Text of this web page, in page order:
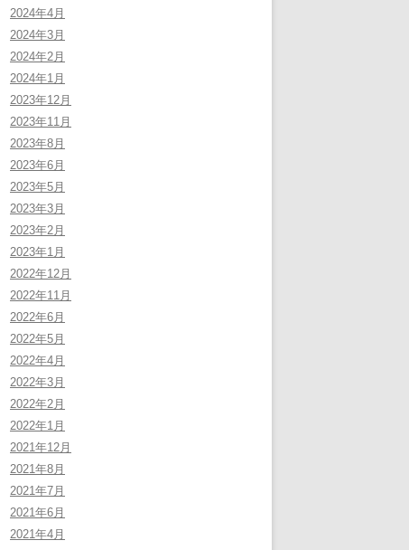
2024年4月
2024年3月
2024年2月
2024年1月
2023年12月
2023年11月
2023年8月
2023年6月
2023年5月
2023年3月
2023年2月
2023年1月
2022年12月
2022年11月
2022年6月
2022年5月
2022年4月
2022年3月
2022年2月
2022年1月
2021年12月
2021年8月
2021年7月
2021年6月
2021年4月